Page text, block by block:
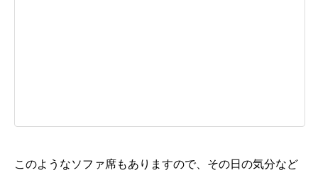
このようなソファ席もありますので、その日の気分など